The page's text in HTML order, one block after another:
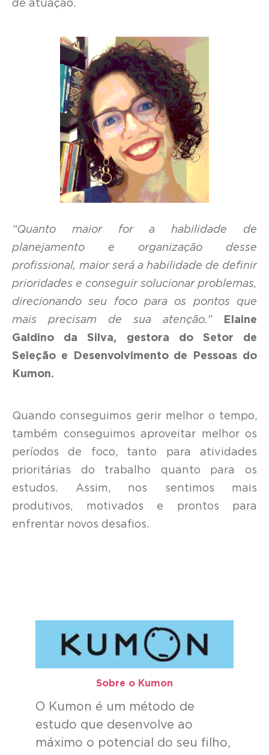
de atuação.
“Quanto maior for a habilidade de
planejamento e organização desse
profissional, maior será a habilidade de definir
prioridades e conseguir solucionar problemas,
direcionando seu foco para os pontos que
mais precisam de sua atenção.”
Elaine
Galdino da Silva, gestora do Setor de
Seleção e Desenvolvimento de Pessoas do
Kumon.
Quando conseguimos gerir melhor o tempo,
também conseguimos aproveitar melhor os
períodos de foco, tanto para atividades
prioritárias do trabalho quanto para os
estudos. Assim, nos sentimos mais
produtivos, motivados e prontos para
enfrentar novos desafios.
Sobre o Kumon​
O Kumon é um método de
estudo que desenvolve ao
máximo o potencial do seu filho,